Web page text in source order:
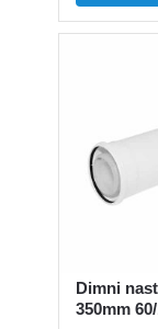
Dimni
350mm